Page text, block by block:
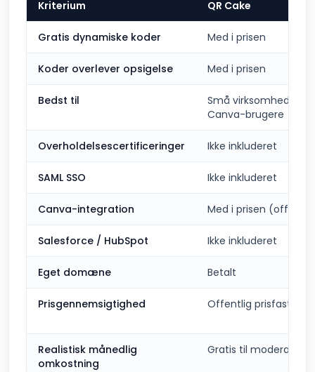
Kriterium QR Cake
Gratis dynamiske koder Med i prisen
Koder overlever opsigelse Med i prisen
Bedst til
Små virksomheder,
Canva-brugere
Overholdelsescertificeringer Ikke inkluderet
SAML SSO Ikke inkluderet
Canva-integration Med i prisen (officiel
Salesforce / HubSpot Ikke inkluderet
Eget domæne Betalt
Prisgennemsigtighed Offentlig
Realistisk månedlig
omkostning
Gratis til moderat